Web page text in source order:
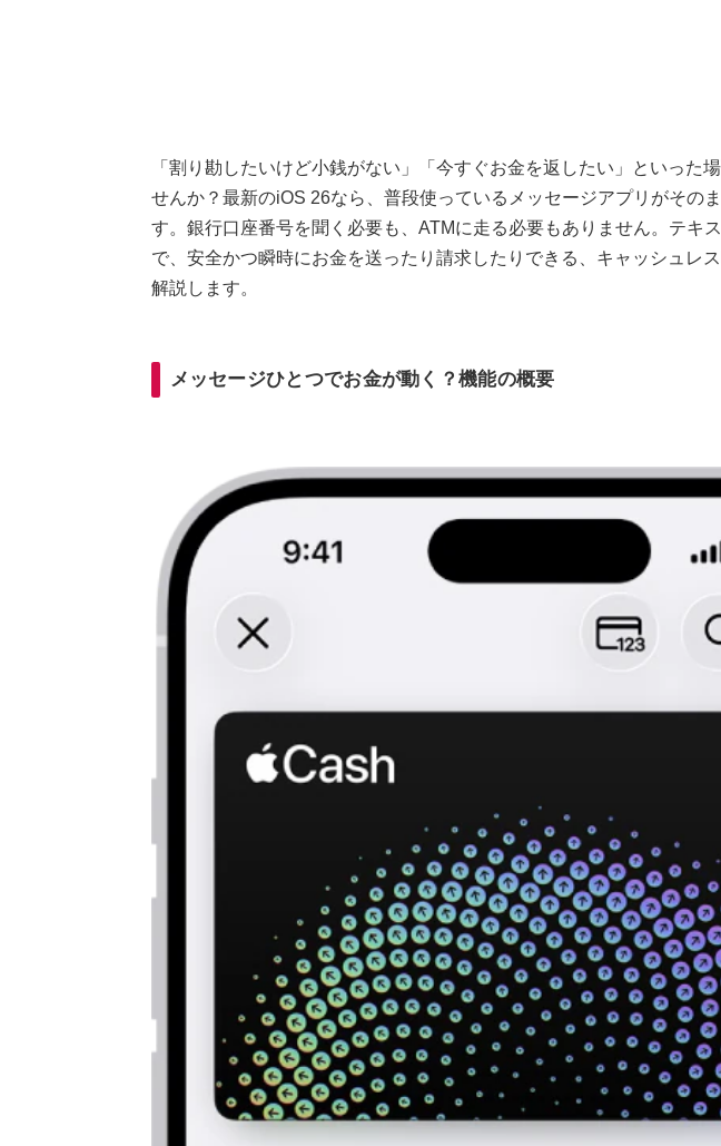
「割り勘したいけど小銭がない」「今すぐお金を返したい」といった
せんか？最新のiOS 26なら、普段使っているメッセージアプリがその
す。銀行口座番号を聞く必要も、ATMに走る必要もありません。テキ
で、安全かつ瞬時にお金を送ったり請求したりできる、キャッシュレ
解説します。
メッセージひとつでお金が動く？機能の概要